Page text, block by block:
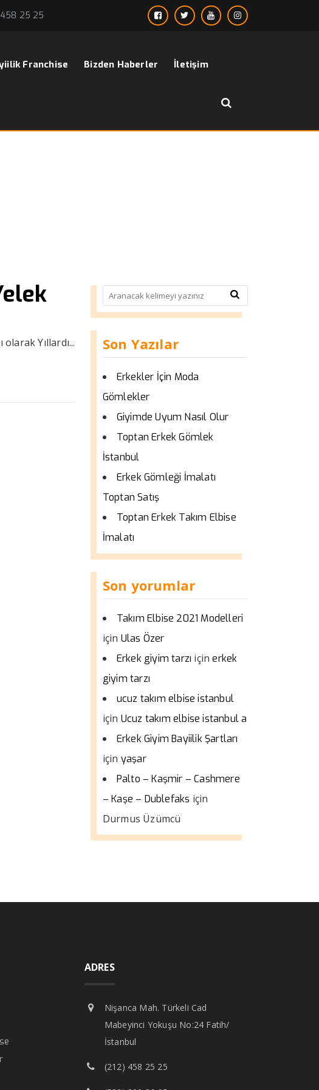
25 25
Franchise Bizden Haberler İletişim
Yıllardı... Son Yazılar
Erkekler İçin Moda
Gömlekler
Giyimde Uyum Nasıl Olur
Toptan Erkek Gömlek
İstanbul
Erkek Gömleği İmalatı
Toptan Satış
Toptan Erkek Takım Elbise
İmalatı
Son yorumlar
Takım Elbise 2021 Modelleri
için Ulas Özer
Erkek giyim tarzı içinerkek
giyim tarzı
ucuz takım elbise istanbul
için Ucuz takım elbise istanbul a
Erkek Giyim Bayiilik Şartları
için yaşar
Palto – Kaşmir – Cashmere
– Kaşe – Dublefaks için
Durmus Üzümcü
ADRES
Nişanca Mah. Türkeli Cad
Mabeyinci Yokuşu No:24 Fatih/
İstanbul
(212) 458 25 25